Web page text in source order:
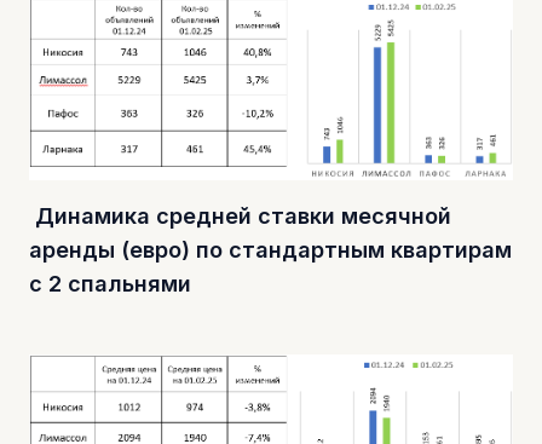
Динамика средней ставки месячной
аренды (евро) по стандартным квартирам
с 2 спальнями